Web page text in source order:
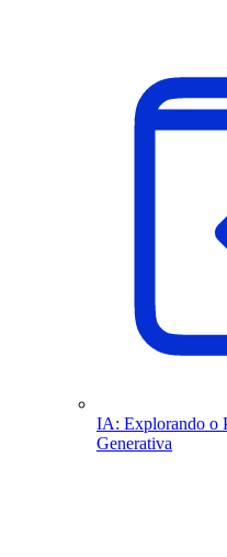
IA: Explorando o
Generativa